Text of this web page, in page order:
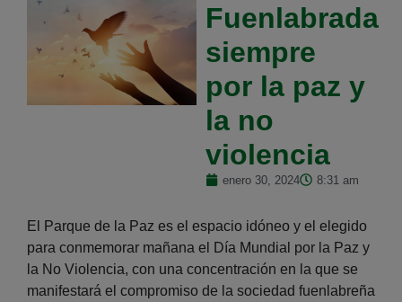
Fuenlabrada
siempre
por la paz y
la no
violencia
enero 30, 2024 8:31 am
El Parque de la Paz es el espacio idóneo y el elegido
para conmemorar mañana el Día Mundial por la Paz y
la No Violencia, con una concentración en la que se
manifestará el compromiso de la sociedad fuenlabreña